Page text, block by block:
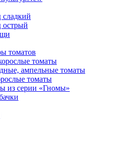
сладкий
острый
томатов
томаты
ампельные томаты
томаты
из серии «Гномы»